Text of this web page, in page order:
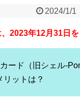
2024/1/1
2023年12月31日を
ード（旧シェル-
ットは？